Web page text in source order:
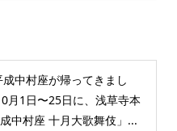
中村座が帰ってきまし
月1日〜25日に、浅草寺本
中村座 十月大歌舞伎」...